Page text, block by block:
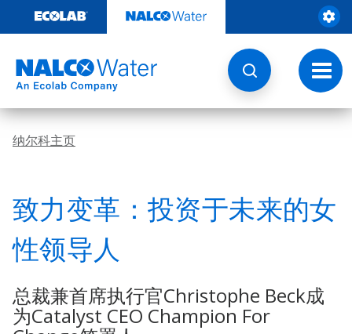
至
切
换
导
航
纳尔科主页
致力变革：投资于未来的女
性领导人
总裁兼首席执行官Christophe Beck成
为Catalyst CEO Champion For